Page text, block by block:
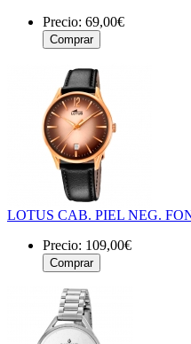
Precio: 69,00€
LOTUS CAB. PIEL NEG.
Precio: 109,00€